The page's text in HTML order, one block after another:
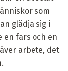
som
glädja sig i
en fars och en
arbete, det